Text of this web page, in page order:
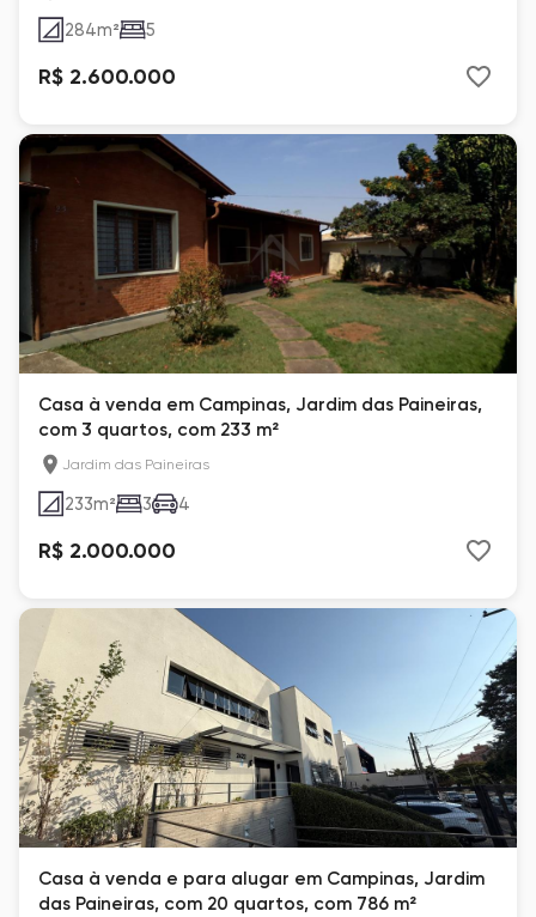
284m² 5
R$ 2.600.000
Casa à venda em Campinas, Jardim das Paineiras,
com 3 quartos, com 233 m²
Jardim das Paineiras
233m² 3 4
R$ 2.000.000
Casa à venda e para alugar em Campinas, Jardim
das Paineiras, com 20 quartos, com 786 m²